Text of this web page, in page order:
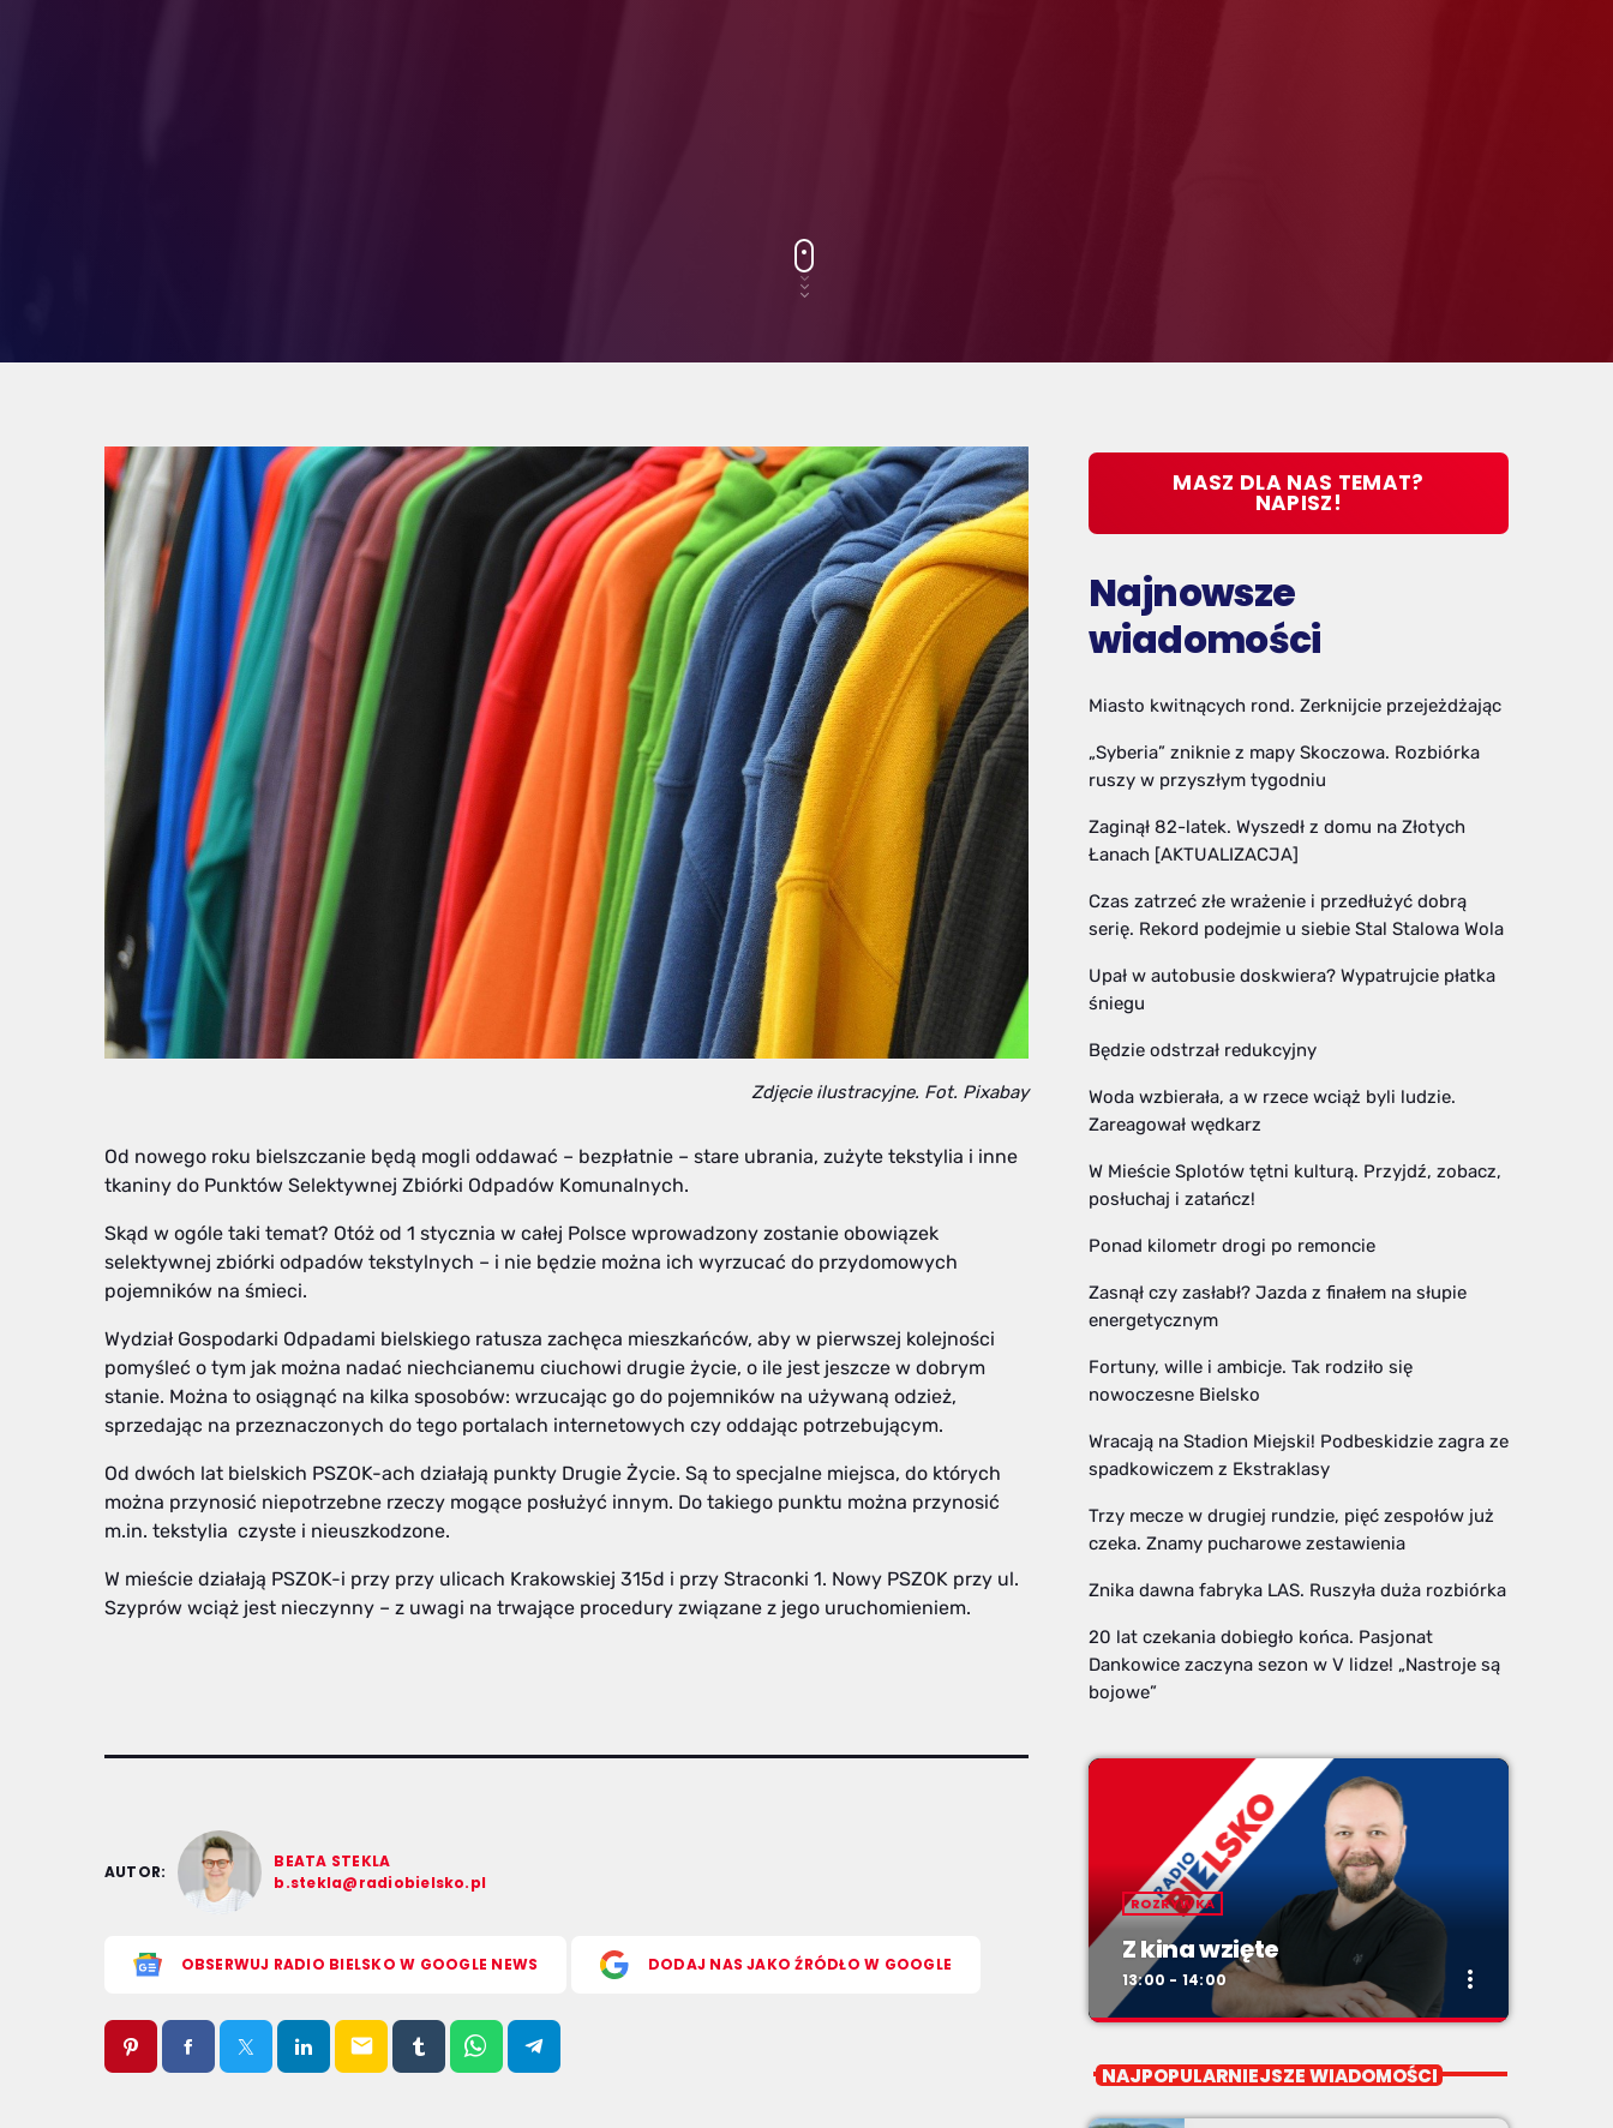
Zdjęcie ilustracyjne. Fot. Pixabay
Od nowego roku bielszczanie będą mogli oddawać – bezpłatnie – stare ubrania, zużyte tekstylia i inne
tkaniny do Punktów Selektywnej Zbiórki Odpadów Komunalnych.
Skąd w ogóle taki temat? Otóż od 1 stycznia w całej Polsce wprowadzony zostanie obowiązek
selektywnej zbiórki odpadów tekstylnych – i nie będzie można ich wyrzucać do przydomowych
pojemników na śmieci.
Wydział Gospodarki Odpadami bielskiego ratusza zachęca mieszkańców, aby w pierwszej kolejności
pomyśleć o tym jak można nadać niechcianemu ciuchowi drugie życie, o ile jest jeszcze w dobrym
stanie. Można to osiągnąć na kilka sposobów: wrzucając go do pojemników na używaną odzież,
sprzedając na przeznaczonych do tego portalach internetowych czy oddając potrzebującym.
Od dwóch lat bielskich PSZOK-ach działają punkty Drugie Życie. Są to specjalne miejsca, do których
można przynosić niepotrzebne rzeczy mogące posłużyć innym. Do takiego punktu można przynosić
m.in. tekstylia czyste i nieuszkodzone.
W mieście działają PSZOK-i przy przy ulicach Krakowskiej 315d i przy Straconki 1. Nowy PSZOK przy ul.
Szyprów wciąż jest nieczynny – z uwagi na trwające procedury związane z jego uruchomieniem.
AUTOR:
BEATA STEKLA
b.stekla@radiobielsko.pl
OBSERWUJ RADIO BIELSKO W GOOGLE NEWS DODAJ NAS JAKO ŹRÓDŁO W GOOGLE
email
MASZ DLA NAS TEMAT?
NAPISZ!
Najnowsze
wiadomości
Miasto kwitnących rond. Zerknijcie przejeżdżając
„Syberia” zniknie z mapy Skoczowa. Rozbiórka
ruszy w przyszłym tygodniu
Zaginął 82-latek. Wyszedł z domu na Złotych
Łanach [AKTUALIZACJA]
Czas zatrzeć złe wrażenie i przedłużyć dobrą
serię. Rekord podejmie u siebie Stal Stalowa Wola
Upał w autobusie doskwiera? Wypatrujcie płatka
śniegu
Będzie odstrzał redukcyjny
Woda wzbierała, a w rzece wciąż byli ludzie.
Zareagował wędkarz
W Mieście Splotów tętni kulturą. Przyjdź, zobacz,
posłuchaj i zatańcz!
Ponad kilometr drogi po remoncie
Zasnął czy zasłabł? Jazda z finałem na słupie
energetycznym
Fortuny, wille i ambicje. Tak rodziło się
nowoczesne Bielsko
Wracają na Stadion Miejski! Podbeskidzie zagra ze
spadkowiczem z Ekstraklasy
Trzy mecze w drugiej rundzie, pięć zespołów już
czeka. Znamy pucharowe zestawienia
Znika dawna fabryka LAS. Ruszyła duża rozbiórka
20 lat czekania dobiegło końca. Pasjonat
Dankowice zaczyna sezon w V lidze! „Nastroje są
bojowe”
ROZRYWKA
Z kina wzięte
13:00 - 14:00 more_vert
Z kina wzięte
NAJPOPULARNIEJSZE WIADOMOŚCI